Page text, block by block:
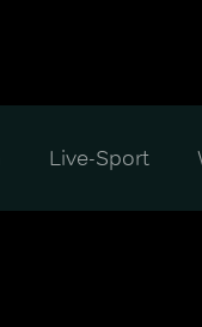
Live-Sport